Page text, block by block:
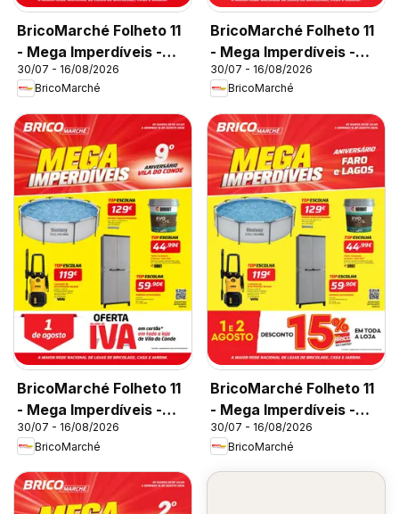
BricoMarché Folheto 11
- Mega Imperdíveis -
Caldas da Rainha
30/07 - 16/08/2026
BricoMarché
BricoMarché Folheto 11
- Mega Imperdíveis -
Viseu
30/07 - 16/08/2026
BricoMarché
BricoMarché Folheto 11
- Mega Imperdíveis -
Vila do Conde
30/07 - 16/08/2026
BricoMarché
BricoMarché Folheto 11
- Mega Imperdíveis -
Faro
30/07 - 16/08/2026
BricoMarché